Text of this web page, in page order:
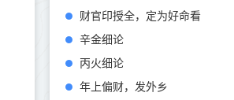
财官印授全，定为好命看
辛金细论
丙火细论
年上偏财，发外乡